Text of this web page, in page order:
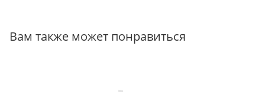
Вам также может понравиться